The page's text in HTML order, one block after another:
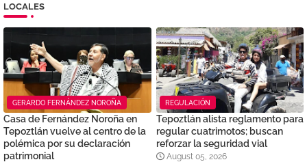
LOCALES
GERARDO FERNÁNDEZ NOROÑA
Casa de Fernández Noroña en
Tepoztlán vuelve al centro de la
polémica por su declaración
patrimonial
REGULACIÓN
Tepoztlán alista reglamento para
regular cuatrimotos; buscan
reforzar la seguridad vial
August 05, 2026